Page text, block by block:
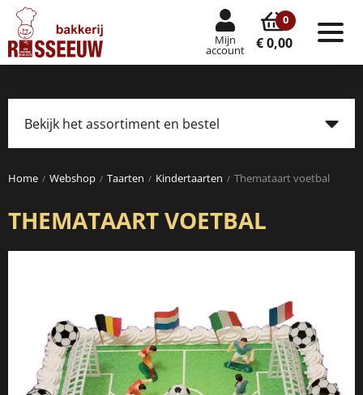
Mijn
account
0
€ 0,00
Bekijk het assortiment en bestel
Home Webshop Taarten Kindertaarten Themataart voetbal
THEMATAART VOETBAL